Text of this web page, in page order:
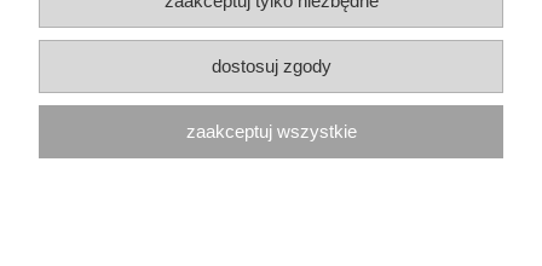
Moje konto
Zakupy
Polecamy
dostosuj zgody
zaakceptuj wszystkie